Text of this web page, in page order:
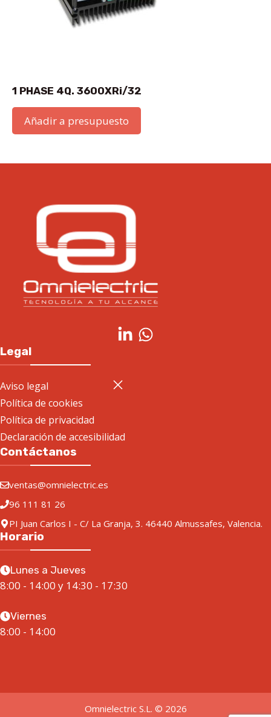
1 PHASE 4Q. 3600XRi/32
Añadir a presupuesto
Legal
Aviso legal
Política de cookies
Política de privacidad
Declaración de accesibilidad
Contáctanos
ventas@omnielectric.es
96 111 81 26
PI Juan Carlos I - C/ La Granja, 3. 46440 Almussafes, Valencia.
Horario
Lunes a Jueves
8:00 - 14:00 y 14:30 - 17:30
Viernes
8:00 - 14:00
Omnielectric S.L. © 2026